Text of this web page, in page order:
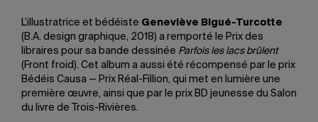
L’illustratrice et bédéiste Geneviève Bigué-Turcotte
(B.A. design graphique, 2018) a remporté le Prix des
libraires pour sa bande dessinée Parfois les lacs brûlent
(Front froid). Cet album a aussi été récompensé par le prix
Bédéis Causa — Prix Réal-Fillion, qui met en lumière une
première œuvre, ainsi que par le prix BD jeunesse du Salon
du livre de Trois-Rivières.